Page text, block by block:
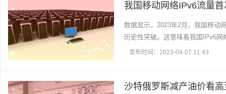
我国移动网络IPv6流量
数据显示，2023年2月，我国移动
历史性突破。这意味着我国IPv6网
发布时间：2023-04-07 11:43
沙特俄罗斯减产油价看